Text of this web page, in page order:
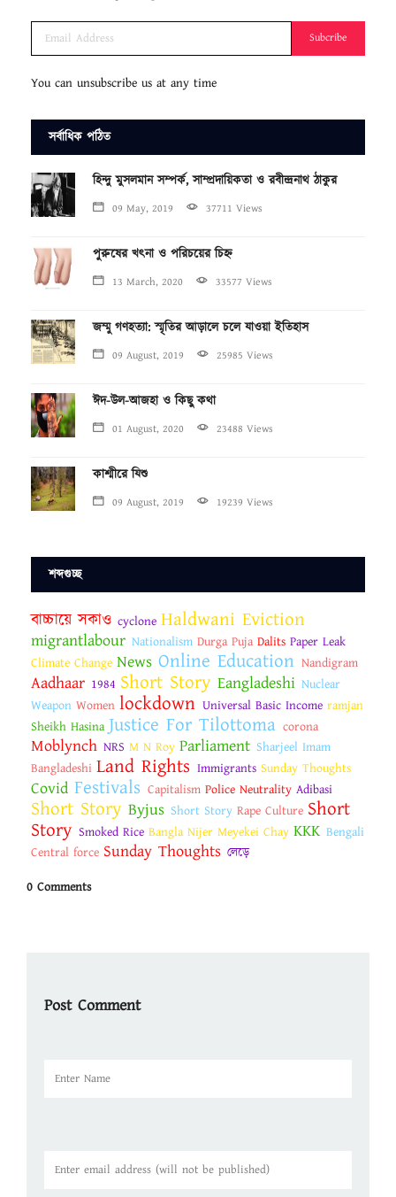
Subcribe
You can unsubscribe us at any time
সর্বাধিক পঠিত
হিন্দু মুসলমান সম্পর্ক, সাম্প্রদায়িকতা ও রবীন্দ্রনাথ ঠাকুর
09 May, 2019 37711 Views
পুরুষের খৎনা ও পরিচয়ের চিহ্ন
13 March, 2020 33577 Views
জম্মু গণহত্যা: স্মৃতির আড়ালে চলে যাওয়া ইতিহাস
09 August, 2019 25985 Views
ঈদ-উল-আজহা ও কিছু কথা
01 August, 2020 23488 Views
কাশ্মীরে যিশু
09 August, 2019 19239 Views
শব্দগুচ্ছ
বাচ্চায়ে সকাও cyclone Haldwani Eviction
migrantlabour Nationalism Durga Puja Dalits Paper Leak
Climate Change News Online Education Nandigram
Aadhaar 1984 Short Story Eangladeshi Nuclear
Weapon Women lockdown Universal Basic Income ramjan
Sheikh Hasina Justice For Tilottoma corona
Moblynch NRS M N Roy Parliament Sharjeel Imam
Bangladeshi Land Rights Immigrants Sunday Thoughts
Covid Festivals Capitalism Police Neutrality Adibasi
Short Story Byjus Short Story Rape Culture Short
Story Smoked Rice Bangla Nijer Meyekei Chay KKK Bengali
Central force Sunday Thoughts লেড়ে
0 Comments
Post Comment